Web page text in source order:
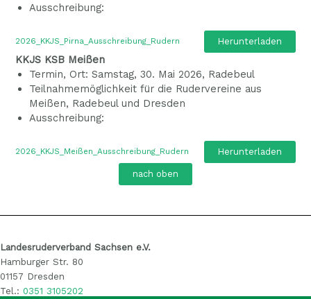
Ausschreibung:
2026_KKJS_Pirna_Ausschreibung_Rudern Herunterladen
KKJS KSB Meißen
Termin, Ort: Samstag, 30. Mai 2026, Radebeul
Teilnahmemöglichkeit für die Rudervereine aus
Meißen, Radebeul und Dresden
Ausschreibung:
2026_KKJS_Meißen_Ausschreibung_Rudern Herunterladen
nach oben
Landesruderverband Sachsen e.V.
Hamburger Str. 80
01157 Dresden
Tel.: 0351 3105202